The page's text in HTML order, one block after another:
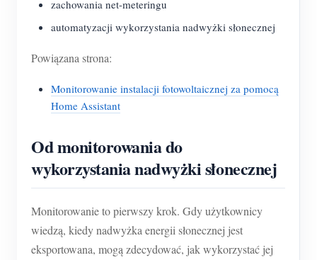
zachowania net-meteringu
automatyzacji wykorzystania nadwyżki słonecznej
Powiązana strona:
Monitorowanie instalacji fotowoltaicznej za pomocą
Home Assistant
Od monitorowania do
wykorzystania nadwyżki słonecznej
Monitorowanie to pierwszy krok. Gdy użytkownicy
wiedzą, kiedy nadwyżka energii słonecznej jest
eksportowana, mogą zdecydować, jak wykorzystać jej